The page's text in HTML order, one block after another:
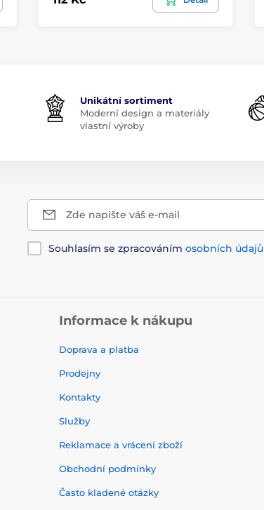
Unikátní sortiment
Moderní design a materiály
vlastní výroby
Zde napište váš e-mail
Souhlasím se zpracováním osobních údajů
Informace k nákupu
Doprava a platba
Prodejny
Kontakty
Služby
Reklamace a vrácení zboží
Obchodní podmínky
Často kladené otázky